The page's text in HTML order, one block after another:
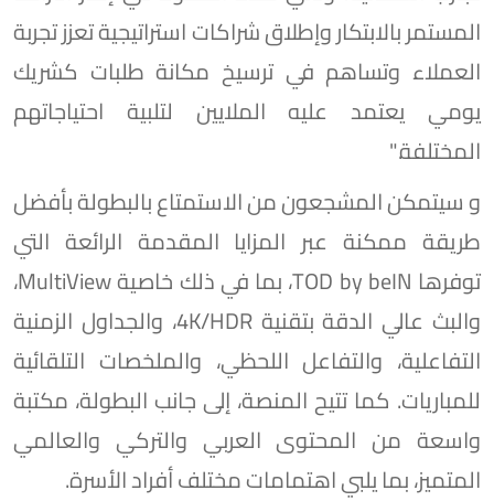
المستمر بالابتكار وإطلاق شراكات استراتيجية تعزز تجربة
العملاء وتساهم في ترسيخ مكانة طلبات كشريك
يومي يعتمد عليه الملايين لتلبية احتياجاتهم
المختلفة."
و سيتمكن المشجعون من الاستمتاع بالبطولة بأفضل
طريقة ممكنة عبر المزايا المقدمة الرائعة التي
توفرها TOD by beIN، بما في ذلك خاصية MultiView،
والبث عالي الدقة بتقنية 4K/HDR، والجداول الزمنية
التفاعلية، والتفاعل اللحظي، والملخصات التلقائية
للمباريات. كما تتيح المنصة، إلى جانب البطولة، مكتبة
واسعة من المحتوى العربي والتركي والعالمي
المتميز، بما يلبي اهتمامات مختلف أفراد الأسرة.